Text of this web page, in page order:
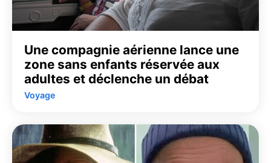
Une compagnie aérienne lance une
zone sans enfants réservée aux
adultes et déclenche un débat
Voyage